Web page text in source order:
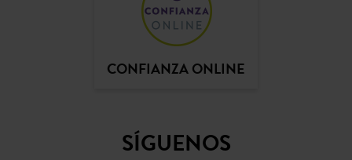
CONFIANZA ONLINE
SÍGUENOS